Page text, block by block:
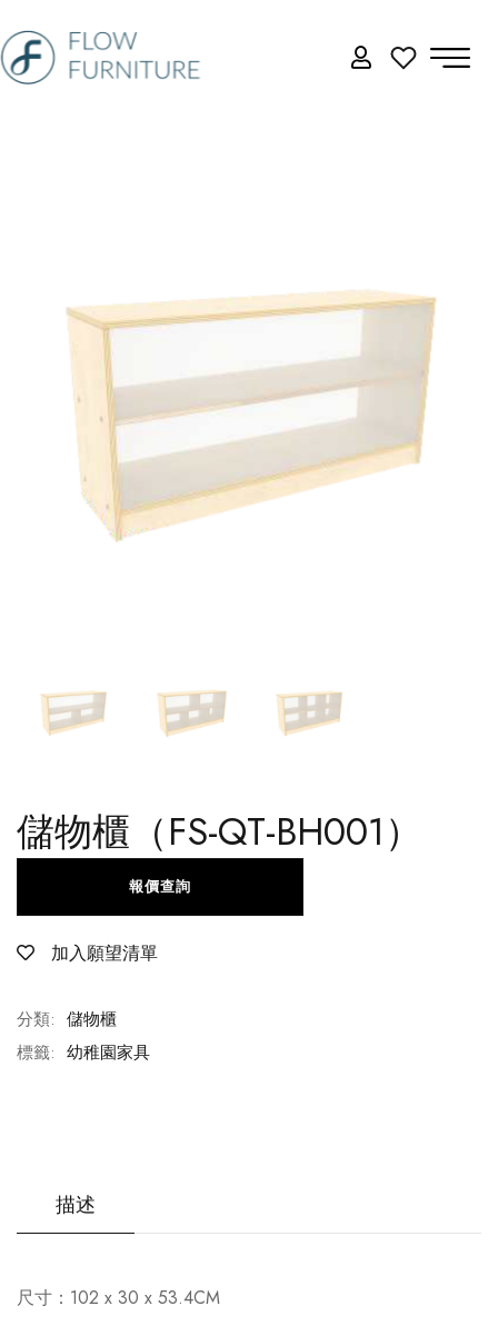
儲物櫃（FS-QT-BH001）
加入願望清單
報價查詢
分類: 儲物櫃
標籤: 幼稚園家具
描述
尺寸：102 x 30 x 53.4CM